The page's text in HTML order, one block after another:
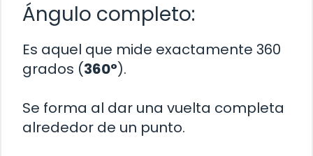
Ángulo completo:
Es aquel que mide exactamente 360
grados (360°).
Se forma al dar una vuelta completa
alrededor de un punto.